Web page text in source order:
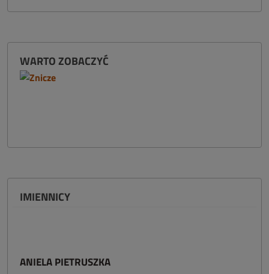
WARTO ZOBACZYĆ
IMIENNICY
ANIELA PIETRUSZKA